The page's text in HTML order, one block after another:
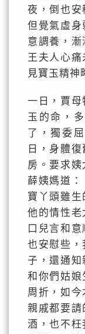
夜，倒也安
但覺氣虛身
意調養，
王夫人心
見寶玉精神
一日，賈母
玉的命，
了，獨委
日，身體
房。要求姨
薛姨媽道：
寶丫頭雖生
他的情性老
口兒言和
也安慰些，
子，還通知
和你們姑娘
周折，如今
親戚都要請
酒，也不枉